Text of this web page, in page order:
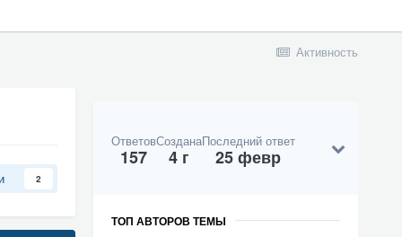
Активность
2
Ответов
157
Создана
4 г
Последний ответ
25 февр
ТОП АВТОРОВ ТЕМЫ